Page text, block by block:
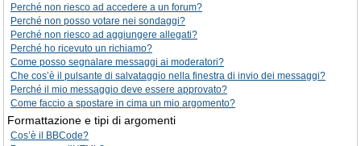
Perché non riesco ad accedere a un forum?
Perché non posso votare nei sondaggi?
Perché non riesco ad aggiungere allegati?
Perché ho ricevuto un richiamo?
Come posso segnalare messaggi ai moderatori?
Che cos’è il pulsante di salvataggio nella finestra di invio dei messaggi?
Perché il mio messaggio deve essere approvato?
Come faccio a spostare in cima un mio argomento?
Formattazione e tipi di argomenti
Cos’è il BBCode?